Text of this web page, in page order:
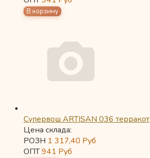
Супервош ARTISAN 036 терракот
Цена склада:
РОЗН 1 317,40 Руб
ОПТ941 Руб